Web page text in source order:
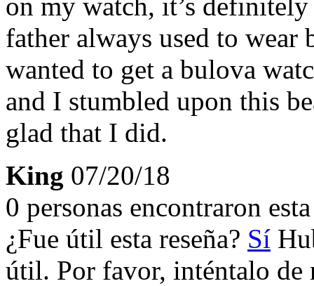
father always used to wear
wanted to get a bulova
and I stumbled upon this
glad that I did.
King 07/20/18
0 personas encontraron
¿Fue útil esta reseña? Sí
útil. Por favor, inténtalo de